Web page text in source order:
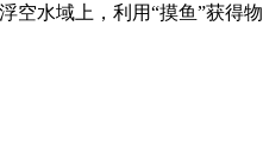
水域上，利用“摸鱼”获